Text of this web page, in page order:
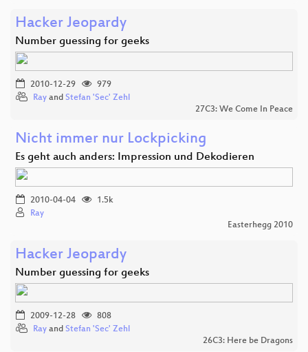
Hacker Jeopardy
Number guessing for geeks
2010-12-29
979
Ray and Stefan 'Sec' Zehl
27C3: We Come In Peace
Nicht immer nur Lockpicking
Es geht auch anders: Impression und Dekodieren
2010-04-04
1.5k
Ray
Easterhegg 2010
Hacker Jeopardy
Number guessing for geeks
2009-12-28
808
Ray and Stefan 'Sec' Zehl
26C3: Here be Dragons